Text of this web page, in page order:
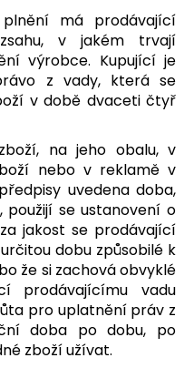
má prodávající
v jakém trvají
výrobce. Kupující je
z vady, která se
v době dvaceti čtyř
na jeho obalu, v
nebo v reklamě v
uvedena doba,
se ustanovení o
jakost se prodávající
dobu způsobilé k
že si zachová obvyklé
prodávajícímu vadu
pro uplatnění práv z
doba po dobu, po
zboží užívat.